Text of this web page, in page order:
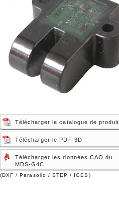
Télécharger le catalogue de produit
Télécharger le PDF 3D
Télécharger les données CAO du
MDS-G4C
(DXF / Parasolid / STEP / IGES)